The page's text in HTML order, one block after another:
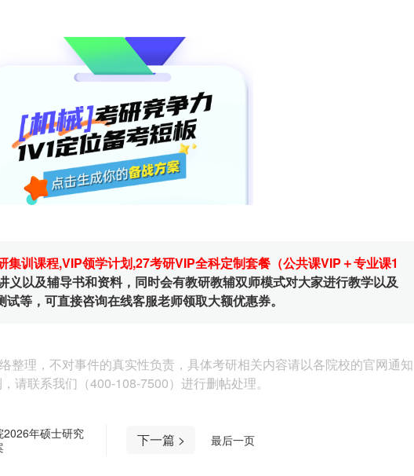
集训课程,VIP领学计划,27考研VIP全科定制套餐（公共课VIP＋专业课1
义以及辅导书和资料，同时会有教研教辅双师模式对大家进行教学以及
等，可直接咨询在线客服老师领取大额优惠券。
整理，不对事件的真实性负责，具体考研相关内容请以各院校的官网通知
请联系我们（400-108-7500）进行删帖处理。
年硕士研究
下一篇 > 最后一页